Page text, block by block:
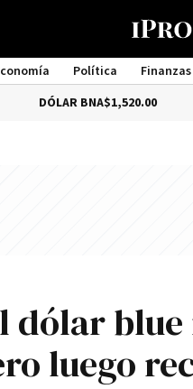
Política Finanzas
BNA$1,520.00
dólar
luego